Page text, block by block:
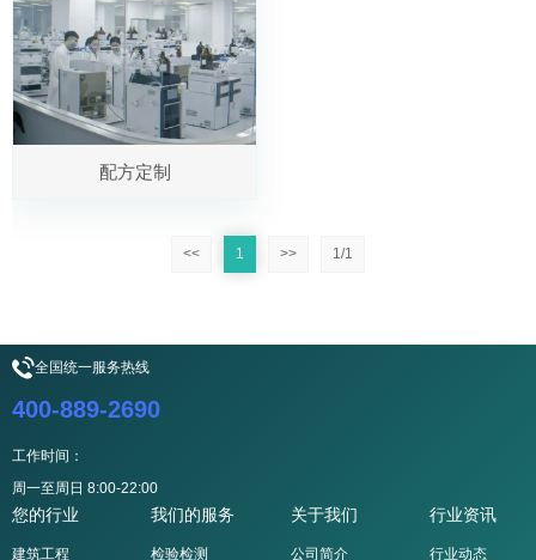
配方定制
<< 1 >> 1/1
全国统一服务热线
400-889-2690
工作时间：
周一至周日 8:00-22:00
您的行业
建筑工程
我们的服务
检验检测
关于我们
公司简介
行业资讯
行业动态